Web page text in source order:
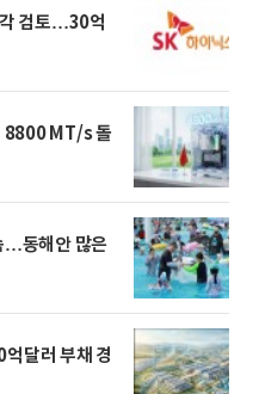
검토…30억
8800 MT/s 돌
…동해안 많은
달러 부채 경